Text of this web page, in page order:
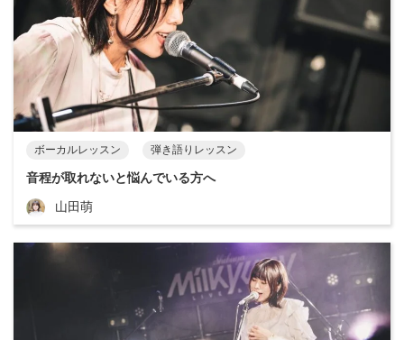
ボーカルレッスン 弾き語りレッスン
音程が取れないと悩んでいる方へ
山田萌